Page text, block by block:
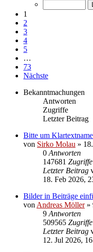
1
2
3
4
5
…
73
Nächste
Bekanntmachungen
Antworten
Zugriffe
Letzter Beitrag
Bitte um
von Sirko Molau »
0 Antworten
147681 Zugriffe
Letzter Beitrag
18. Feb 2026,
Bilder in Beiträge
von Andreas Möller»
9 Antworten
509565 Zugriffe
Letzter Beitrag
12. Jul 2026,